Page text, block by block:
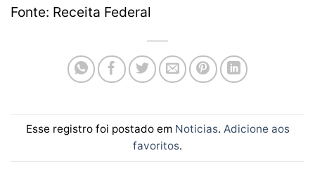
Fonte: Receita Federal
Esse registro foi postado em Noticias. Adicione aos
favoritos.